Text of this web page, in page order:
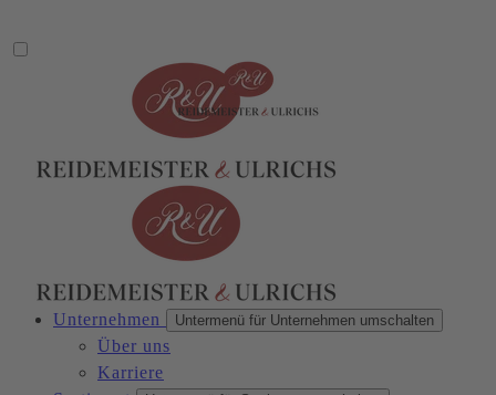
Unternehmen Untermenü für Unternehmen umschalten
Über uns
Karriere